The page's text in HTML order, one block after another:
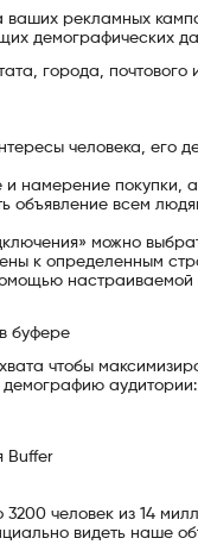
ваших рекламных
демографических
города,
человека, его
намерение покупки,
объявление всем
можно
к определенным
буфере
чтобы
аудитории:
Buffer
человек из 14
видеть наше